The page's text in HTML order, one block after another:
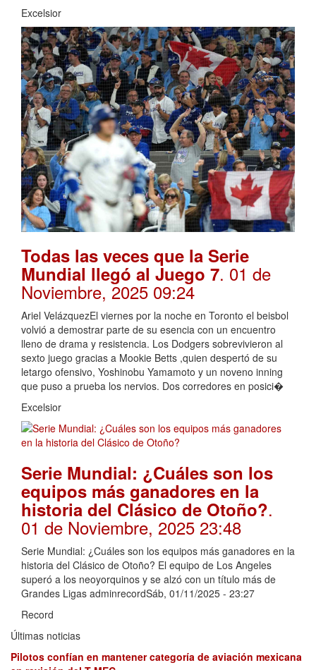
Excelsior
Todas las veces que la Serie
Mundial llegó al Juego 7. 01 de
Noviembre, 2025 09:24
Ariel VelázquezEl viernes por la noche en Toronto el beisbol
volvió a demostrar parte de su esencia con un encuentro
lleno de drama y resistencia. Los Dodgers sobrevivieron al
sexto juego gracias a Mookie Betts ,quien despertó de su
letargo ofensivo, Yoshinobu Yamamoto y un noveno inning
que puso a prueba los nervios. Dos corredores en posici�
Excelsior
Serie Mundial: ¿Cuáles son los
equipos más ganadores en la
historia del Clásico de Otoño?.
01 de Noviembre, 2025 23:48
Serie Mundial: ¿Cuáles son los equipos más ganadores en la
historia del Clásico de Otoño? El equipo de Los Angeles
superó a los neoyorquinos y se alzó con un título más de
Grandes Ligas adminrecordSáb, 01/11/2025 - 23:27
Record
Últimas noticias
Pilotos confían en mantener categoría de aviación mexicana